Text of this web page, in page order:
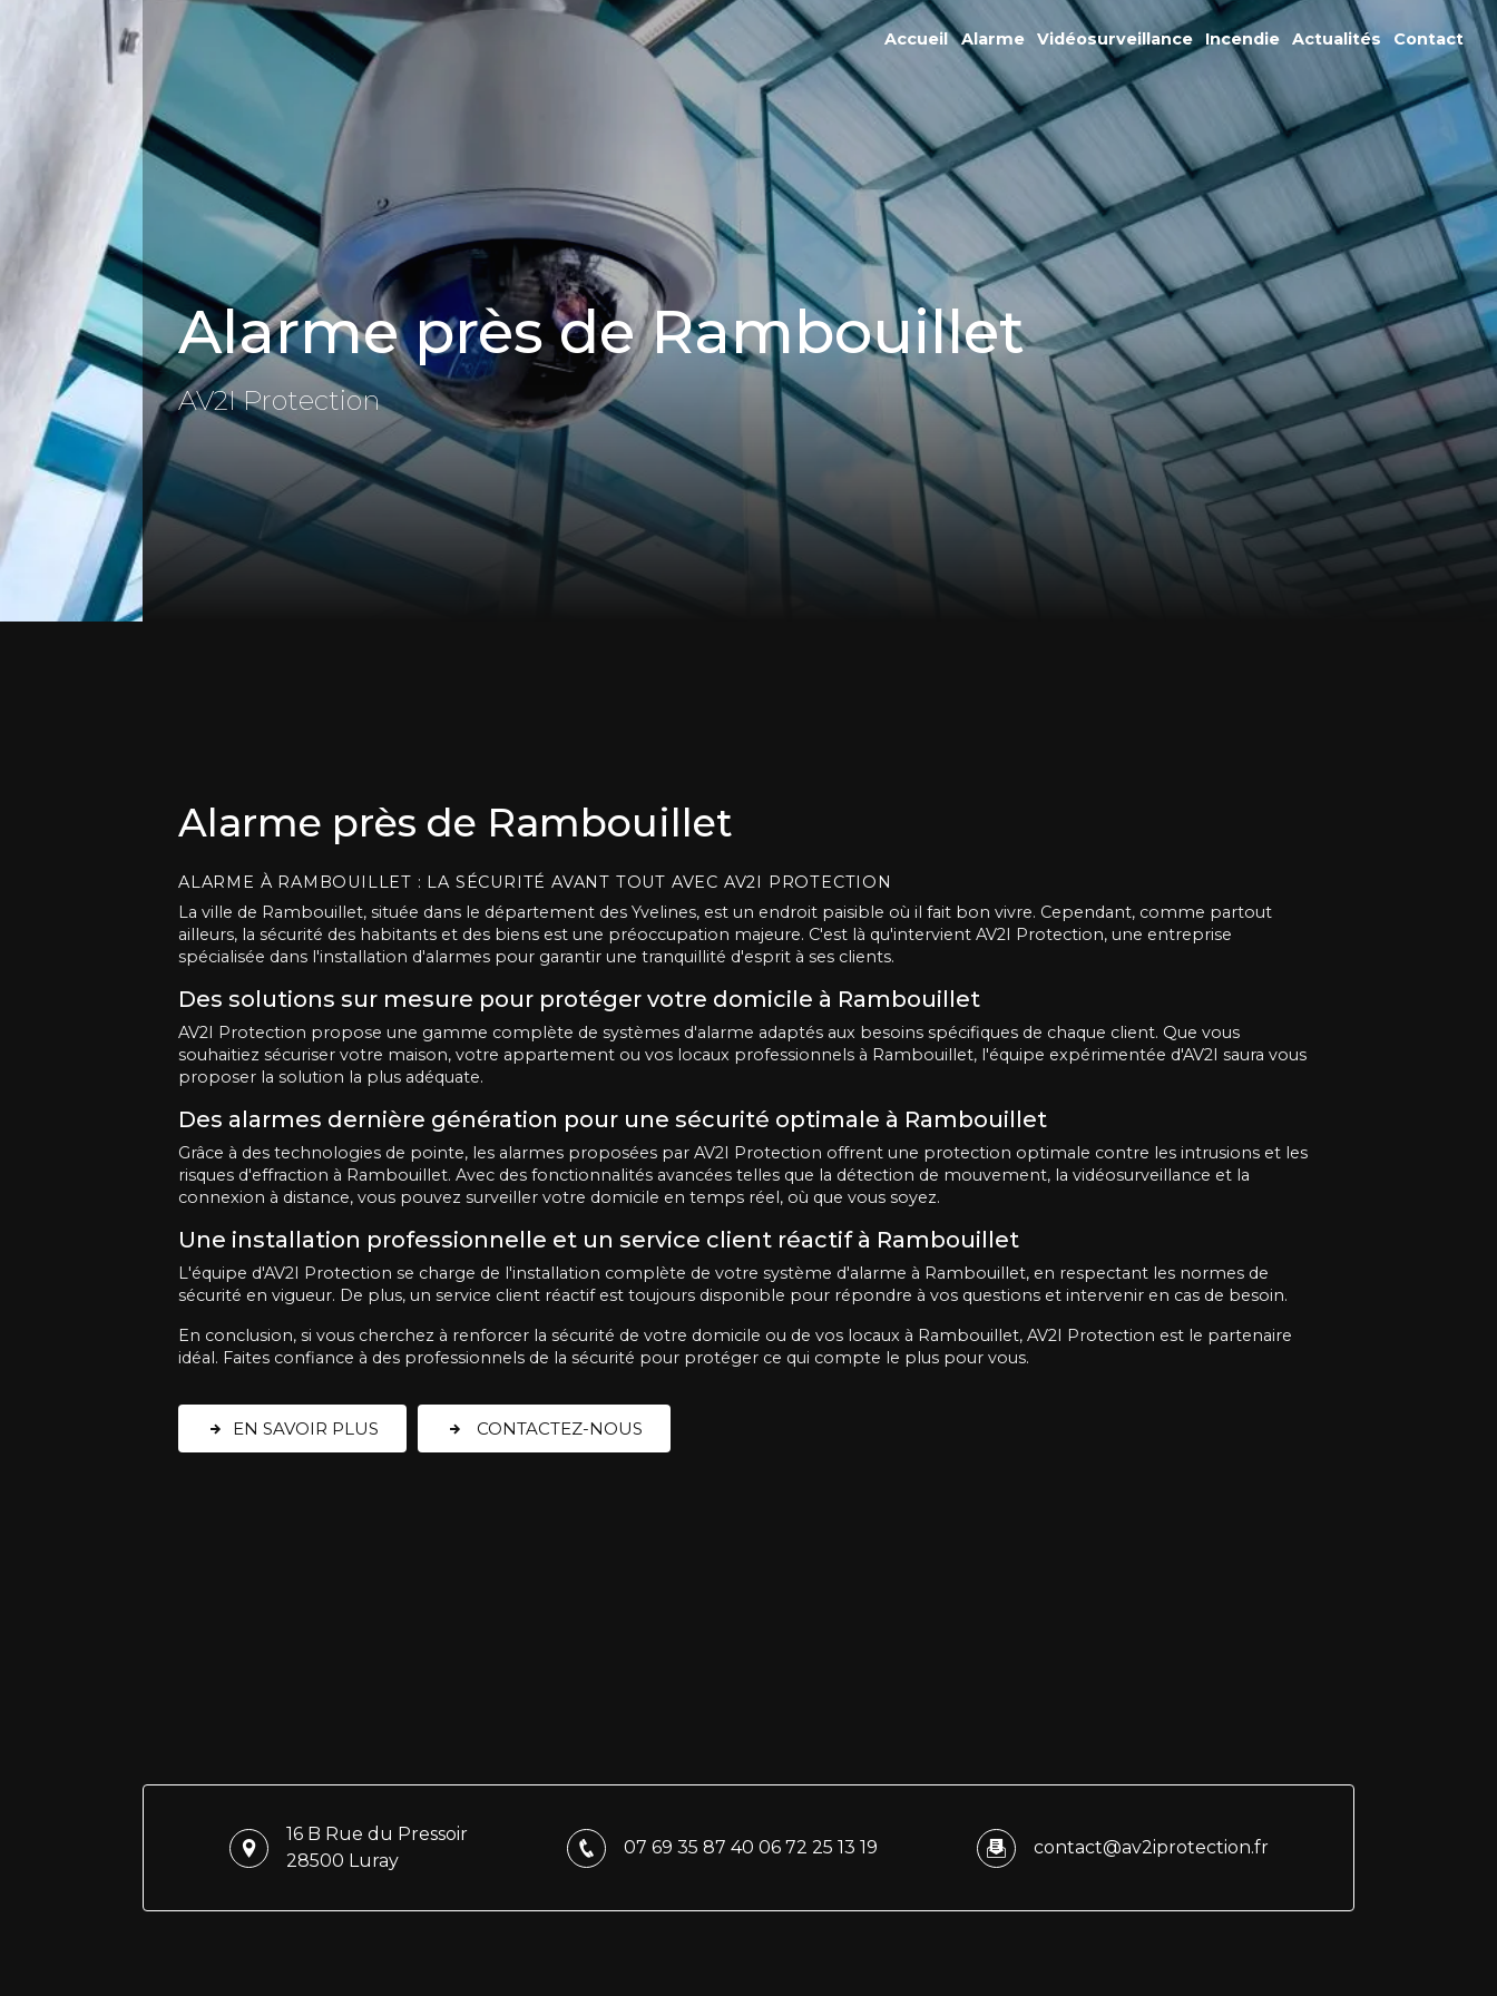
Accueil Alarme Vidéosurveillance Incendie Actualités Contact
Alarme près de Rambouillet
AV2I Protection
Alarme près de Rambouillet
ALARME À RAMBOUILLET : LA SÉCURITÉ AVANT TOUT AVEC AV2I PROTECTION
La ville de Rambouillet, située dans le département des Yvelines, est un endroit paisible où il fait bon vivre. Cependant, comme partout
ailleurs, la sécurité des habitants et des biens est une préoccupation majeure. C'est là qu'intervient AV2I Protection, une entreprise
spécialisée dans l'installation d'alarmes pour garantir une tranquillité d'esprit à ses clients.
Des solutions sur mesure pour protéger votre domicile à Rambouillet
AV2I Protection propose une gamme complète de systèmes d'alarme adaptés aux besoins spécifiques de chaque client. Que vous
souhaitiez sécuriser votre maison, votre appartement ou vos locaux professionnels à Rambouillet, l'équipe expérimentée d'AV2I saura vous
proposer la solution la plus adéquate.
Des alarmes dernière génération pour une sécurité optimale à Rambouillet
Grâce à des technologies de pointe, les alarmes proposées par AV2I Protection offrent une protection optimale contre les intrusions et les
risques d'effraction à Rambouillet. Avec des fonctionnalités avancées telles que la détection de mouvement, la vidéosurveillance et la
connexion à distance, vous pouvez surveiller votre domicile en temps réel, où que vous soyez.
Une installation professionnelle et un service client réactif à Rambouillet
L'équipe d'AV2I Protection se charge de l'installation complète de votre système d'alarme à Rambouillet, en respectant les normes de
sécurité en vigueur. De plus, un service client réactif est toujours disponible pour répondre à vos questions et intervenir en cas de besoin.
En conclusion, si vous cherchez à renforcer la sécurité de votre domicile ou de vos locaux à Rambouillet, AV2I Protection est le partenaire
idéal. Faites confiance à des professionnels de la sécurité pour protéger ce qui compte le plus pour vous.
EN SAVOIR PLUS CONTACTEZ-NOUS
16 B Rue du Pressoir
28500 Luray
07 69 35 87 40 06 72 25 13 19 contact@av2iprotection.fr
Panneau de gestion des cookies